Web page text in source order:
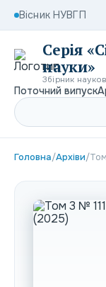
Вісник НУВГП
Серія
науки»
Збірник
Поточний випуск
Головна/Архіви/